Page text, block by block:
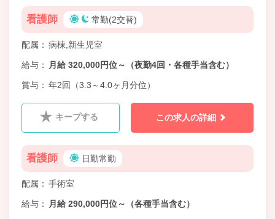
看護師 常勤(2交替)
配属 病棟,新生児室
給与 月給 320,000円位～（夜勤4回・各種手当含む）
賞与 年2回（3.3～4.0ヶ月分位）
キープする この求人の詳細
看護師 日勤常勤
配属 手術室
給与 月給 290,000円位～（各種手当含む）